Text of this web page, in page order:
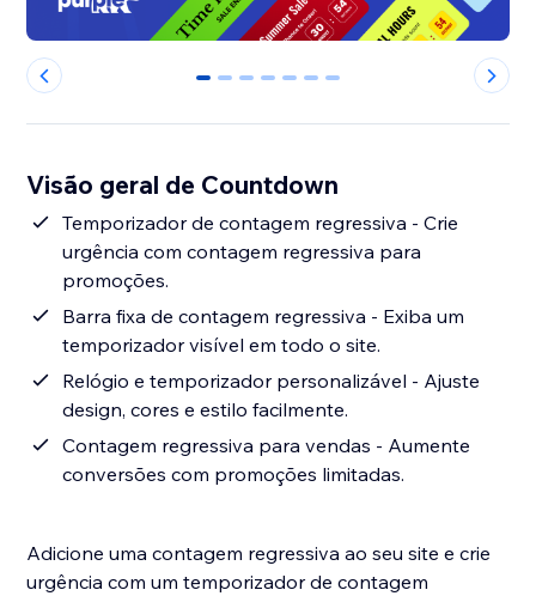
0 1 2 3 4 5 6
Visão geral de Countdown
Temporizador de contagem regressiva - Crie
urgência com contagem regressiva para
promoções.
Barra fixa de contagem regressiva - Exiba um
temporizador visível em todo o site.
Relógio e temporizador personalizável - Ajuste
design, cores e estilo facilmente.
Contagem regressiva para vendas - Aumente
conversões com promoções limitadas.
Adicione uma contagem regressiva ao seu site e crie
urgência com um temporizador de contagem